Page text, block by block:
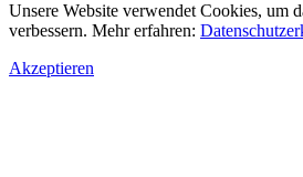
Unsere Website verwendet Cookies, um
verbessern. Mehr erfahren:
Akzeptieren